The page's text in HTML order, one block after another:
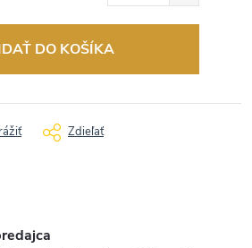
DO KOŠÍKA
Zdieľať